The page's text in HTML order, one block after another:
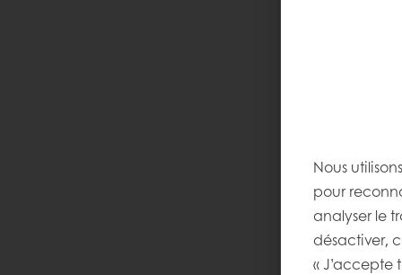
Nous
pour
analyser le
désactiver,
« J’accepte